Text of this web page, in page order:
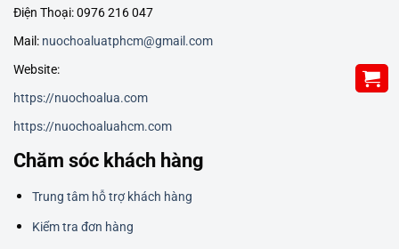
Điện Thoại: 0976 216 047
Mail: nuochoaluatphcm@gmail.com
Website:
https://nuochoalua.com
https://nuochoaluahcm.com
Chăm sóc khách hàng
Trung tâm hỗ trợ khách hàng
Kiểm tra đơn hàng